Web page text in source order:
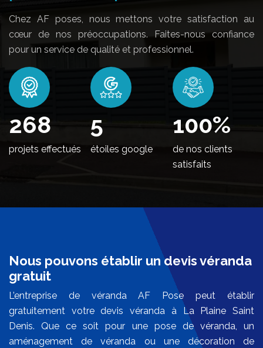
Chez AF poses, nous mettons votre satisfaction au
cœur de nos préoccupations. Faites-nous confiance
pour un service de qualité et professionnel.
330
projets effectués
5
étoiles google
100%
de nos clients
satisfaits
Nous pouvons établir un devis véranda
gratuit
L’entreprise de véranda AF Pose peut établir
gratuitement votre devis véranda à La Plaine Saint
Denis. Que ce soit pour une pose de véranda, un
aménagement de véranda ou une décoration de